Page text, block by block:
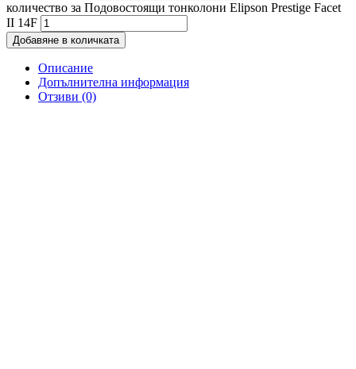
количество за Подовостоящи тонколони Elipson Prestige Facet
II 14F
Добавяне в количката
Описание
Допълнителна информация
Отзиви (0)